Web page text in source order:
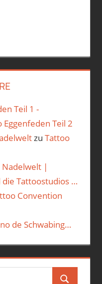
Teil 1 -
Eggenfeden Teil 2
zu Tattoo
Nadelwelt |
die Tattoostudios …
Convention
de Schwabing…